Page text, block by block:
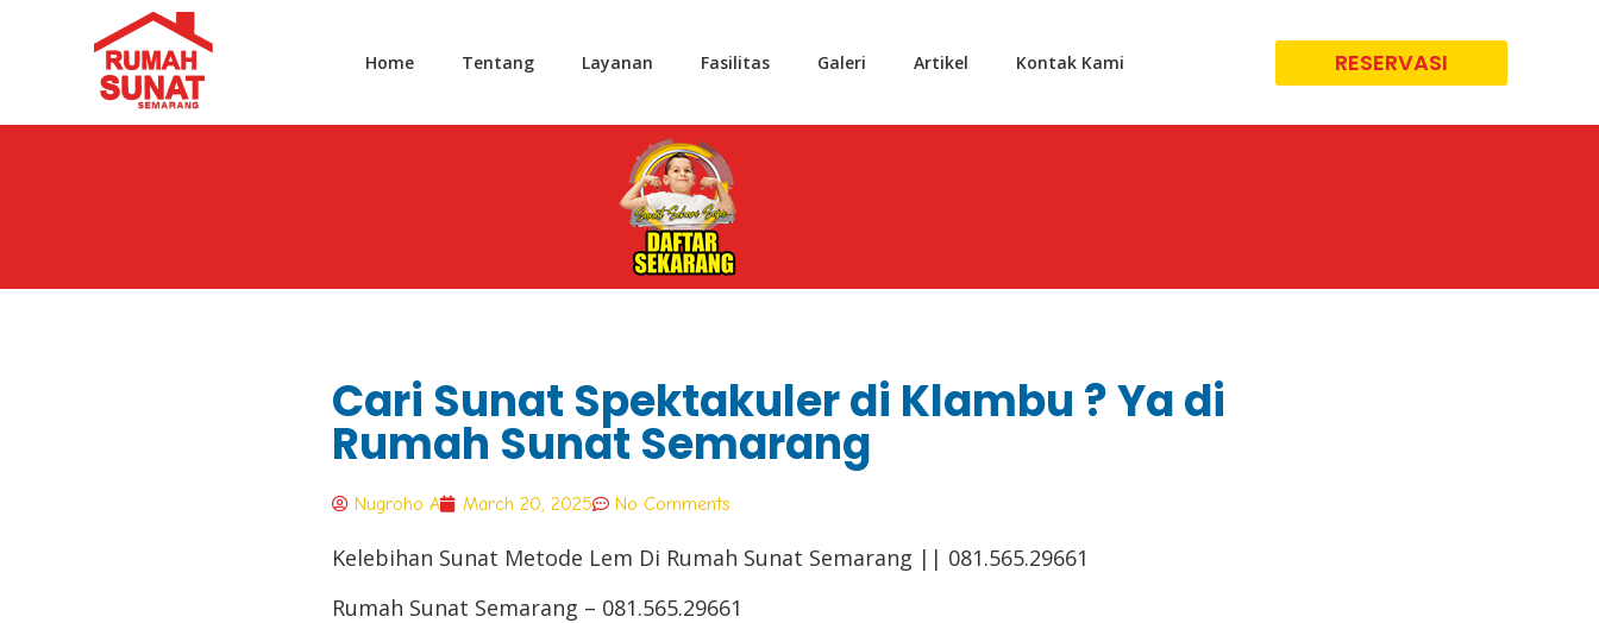
Home Tentang Layanan Fasilitas Galeri Artikel Kontak Kami RESERVASI
Cari Sunat Spektakuler di Klambu ? Ya di
Rumah Sunat Semarang
Nugroho A March 20, 2025 No Comments
Kelebihan Sunat Metode Lem Di Rumah Sunat Semarang || 081.565.29661
Rumah Sunat Semarang – 081.565.29661